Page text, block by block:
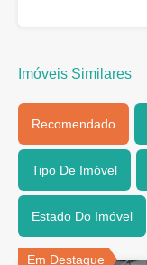
Imóveis Similares
Recomendado
Tipo De Imóvel
Estado Do Imóvel
Em Destaque